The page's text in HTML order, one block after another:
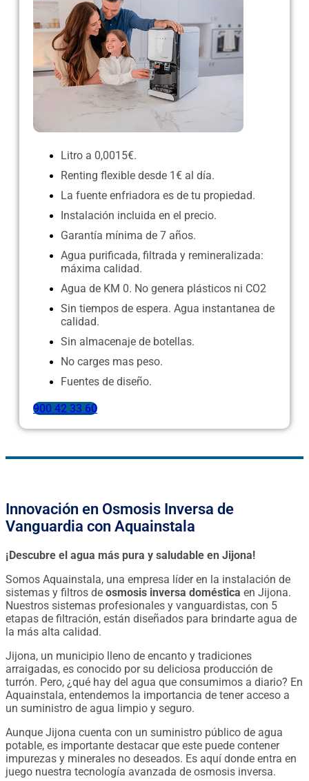
Litro a 0,0015€.
Renting flexible desde 1€ al día.
La fuente enfriadora es de tu propiedad.
Instalación incluida en el precio.
Garantía mínima de 7 años.
Agua purificada, filtrada y remineralizada:
máxima calidad.
Agua de KM 0. No genera plásticos ni CO2
Sin tiempos de espera. Agua instantanea de
calidad.
Sin almacenaje de botellas.
No carges mas peso.
Fuentes de diseño.
900 42 33 60
Innovación en Osmosis Inversa de
Vanguardia con Aquainstala
¡Descubre el agua más pura y saludable en Jijona!
Somos Aquainstala, una empresa líder en la instalación de
sistemas y filtros de osmosis inversa doméstica en Jijona.
Nuestros sistemas profesionales y vanguardistas, con 5
etapas de filtración, están diseñados para brindarte agua de
la más alta calidad.
Jijona, un municipio lleno de encanto y tradiciones
arraigadas, es conocido por su deliciosa producción de
turrón. Pero, ¿qué hay del agua que consumimos a diario? En
Aquainstala, entendemos la importancia de tener acceso a
un suministro de agua limpio y seguro.
Aunque Jijona cuenta con un suministro público de agua
potable, es importante destacar que este puede contener
impurezas y minerales no deseados. Es aquí donde entra en
juego nuestra tecnología avanzada de osmosis inversa.